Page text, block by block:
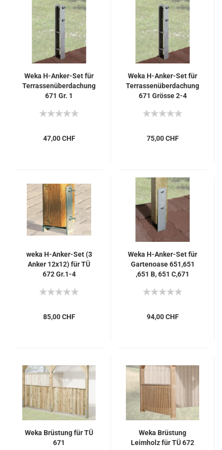
Weka H-Anker-Set für
Terrassenüberdachung
671 Gr. 1
47,00 CHF
Weka H-Anker-Set für
Terrassenüberdachung
671 Grösse 2-4
75,00 CHF
weka H-Anker-Set (3
Anker 12x12) für TÜ
672 Gr.1-4
85,00 CHF
Weka H-Anker-Set für
Gartenoase 651,651
,651 B, 651 C,671
94,00 CHF
Weka Brüstung für TÜ
671
Weka Brüstung
Leimholz für TÜ 672